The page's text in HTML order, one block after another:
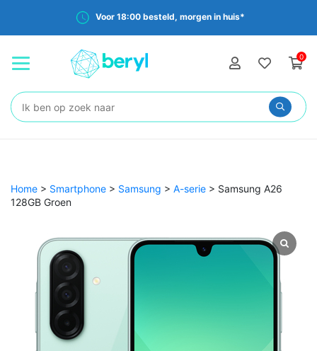
Voor 18:00 besteld, morgen in huis*
0
Zoeken:
Home > Smartphone > Samsung > A-serie > Samsung A26
128GB Groen